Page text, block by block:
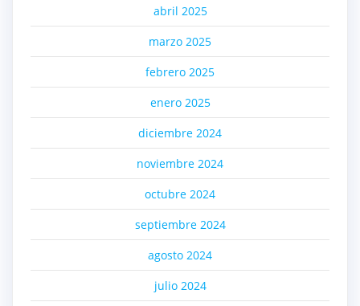
abril 2025
marzo 2025
febrero 2025
enero 2025
diciembre 2024
noviembre 2024
octubre 2024
septiembre 2024
agosto 2024
julio 2024